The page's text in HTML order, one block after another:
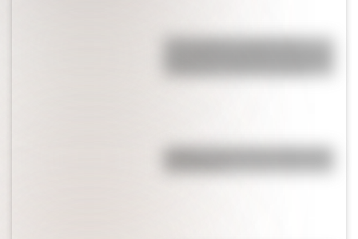
17 de agosto: actividades y
¿Sabías cómo fue la infancia de